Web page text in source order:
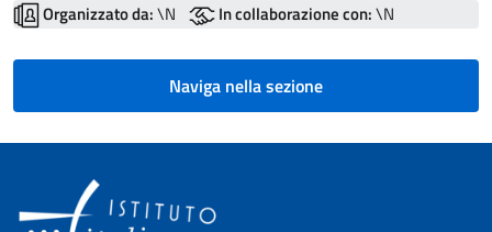
Organizzato da:\N In collaborazione con:\N
Naviga nella sezione